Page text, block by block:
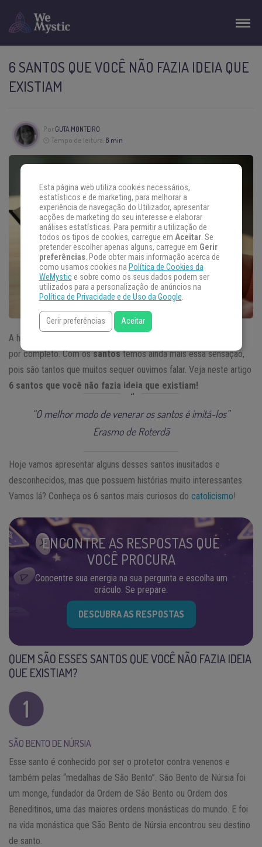
6 SANTOS QUE VOCÊ NÃO FAZIA IDEIA QUE
EXISTIAM
Por GUTA MONTEIRO
Tempo de leitura: 6 min
A história católica é tão rica que é quase impossível conhecê-la
por completo. Com ossantostemos ainda mais essa sensação,
pois são tantos que muitos sequer ouvimos falar. Veja neste artigo
6 santos que você não fazia ideia que existiam!
“O melhor modo de venerar os santos é imitá-los”
Erasmo de Roterdã
Hoje vamos apresentar alguns desses santos inusitados e
desconhecidos, mas que possuem histórias muito interessantes.
Vamos lá? Conheça os 6 santos mais curiosos do catolicismo!
ENCONTRE AS RESPOSTAS QUE
VOCÊ PROCURA
Concentre sua energia na sua pergunta e escolha um
oráculo. Se prepare.
DESCUBRA AS RESPOSTAS
QUEM SÃO ESSES SANTOS QUE VOCÊ NÃO FAZIA IDEIA
QUE EXISTIAM?
SÃO BENTO DE NÚRSIA
Esse santo é conhecido por ser o protetor contra venenos e
também pelas “medalhas de São Bento”. São Bento de Núrsia foi
um monge, fundador da Ordem de São Bento ou Ordem dos
Beneditinos, uma das maiores ordens monásticas do mundo. E foi
na vida monástica que São Bento de Núrsia encontrou seu destino
de santo.
Esta página web utiliza cookies necessários,
estatísticos e de marketing, para melhorar a
experiência de navegação do Utilizador, apresentar
acções de marketing do seu interesse e elaborar
análises estatísticas. Para permitir a utilização de
todos os tipos de cookies, carregue em Aceitar. Se
pretender escolher apenas alguns, carregue em Gerir
preferências. Pode obter mais informação acerca de
como usamos cookies na Política de Cookies da
WeMystice sobre como os seus dados podem ser
utilizados para a personalização de anúncios na
Política de Privacidade e de Uso da Google.
Gerir preferências Aceitar